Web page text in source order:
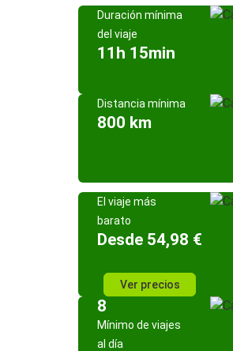
Duración mínima
del viaje
11h 15min
Distancia mínima
800 km
El viaje más
barato
Desde 54,98 €
Ver precios
8
Mínimo de viajes
al día